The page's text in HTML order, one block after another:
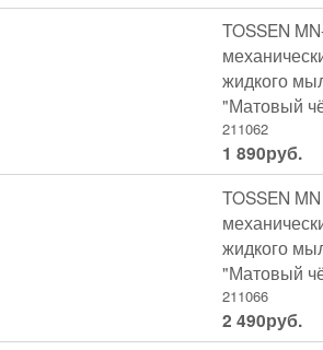
TOSSEN
жидкого
"Матовый
211062
1 890руб.
TOSSEN
жидкого
"Матовый
211066
2 490руб.